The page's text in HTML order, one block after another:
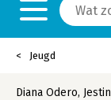
Jeugd
Diana Odero,